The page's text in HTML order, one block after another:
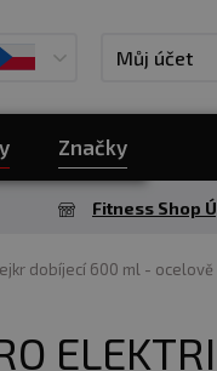
Můj účet
Značky
Fitness Shop
dobíjecí 600 ml -